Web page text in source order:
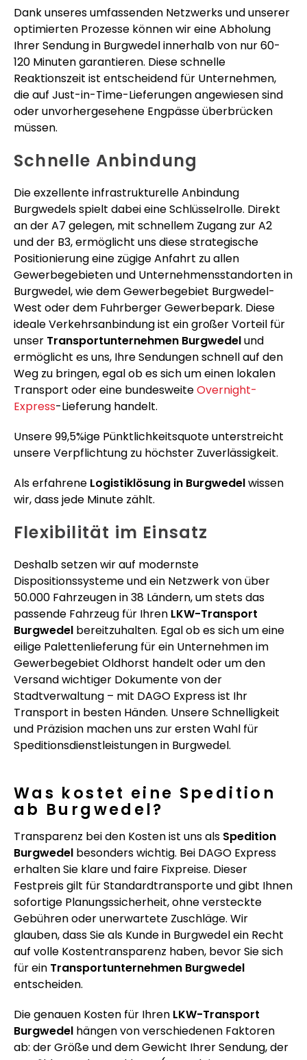
Dank unseres umfassenden Netzwerks und unserer
optimierten Prozesse können wir eine Abholung
Ihrer Sendung in Burgwedel innerhalb von nur 60-
120 Minuten garantieren. Diese schnelle
Reaktionszeit ist entscheidend für Unternehmen,
die auf Just-in-Time-Lieferungen angewiesen sind
oder unvorhergesehene Engpässe überbrücken
müssen.
Schnelle Anbindung
Die exzellente infrastrukturelle Anbindung
Burgwedels spielt dabei eine Schlüsselrolle. Direkt
an der A7 gelegen, mit schnellem Zugang zur A2
und der B3, ermöglicht uns diese strategische
Positionierung eine zügige Anfahrt zu allen
Gewerbegebieten und Unternehmensstandorten in
Burgwedel, wie dem Gewerbegebiet Burgwedel-
West oder dem Fuhrberger Gewerbepark. Diese
ideale Verkehrsanbindung ist ein großer Vorteil für
unser Transportunternehmen Burgwedelund
ermöglicht es uns, Ihre Sendungen schnell auf den
Weg zu bringen, egal ob es sich um einen lokalen
Transport oder eine bundesweiteOvernight-
Express-Lieferung handelt.
Unsere 99,5%ige Pünktlichkeitsquote unterstreicht
unsere Verpflichtung zu höchster Zuverlässigkeit.
Als erfahrene Logistiklösung in Burgwedelwissen
wir, dass jede Minute zählt.
Flexibilität im Einsatz
Deshalb setzen wir auf modernste
Dispositionssysteme und ein Netzwerk von über
50.000 Fahrzeugen in 38 Ländern, um stets das
passende Fahrzeug für Ihren LKW-Transport
Burgwedel bereitzuhalten. Egal ob es sich um eine
eilige Palettenlieferung für ein Unternehmen im
Gewerbegebiet Oldhorst handelt oder um den
Versand wichtiger Dokumente von der
Stadtverwaltung – mit DAGO Express ist Ihr
Transport in besten Händen. Unsere Schnelligkeit
und Präzision machen uns zur ersten Wahl für
Speditionsdienstleistungen in Burgwedel.
Was kostet eine Spedition
ab Burgwedel?
Transparenz bei den Kosten ist uns als Spedition
Burgwedel besonders wichtig. Bei DAGO Express
erhalten Sie klare und faire Fixpreise. Dieser
Festpreis gilt für Standardtransporte und gibt Ihnen
sofortige Planungssicherheit, ohne versteckte
Gebühren oder unerwartete Zuschläge. Wir
glauben, dass Sie als Kunde in Burgwedel ein Recht
auf volle Kostentransparenz haben, bevor Sie sich
für ein Transportunternehmen Burgwedel
entscheiden.
Die genauen Kosten für Ihren LKW-Transport
Burgwedel hängen von verschiedenen Faktoren
ab: der Größe und dem Gewicht Ihrer Sendung, der